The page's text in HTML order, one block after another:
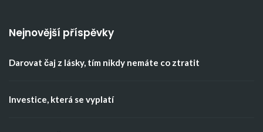
Nejnovější příspěvky
Darovat čaj z lásky, tím nikdy nemáte co ztratit
Investice, která se vyplatí